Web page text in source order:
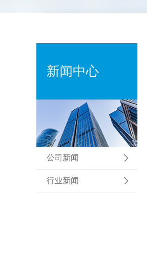
新闻中心
公司新闻
行业新闻